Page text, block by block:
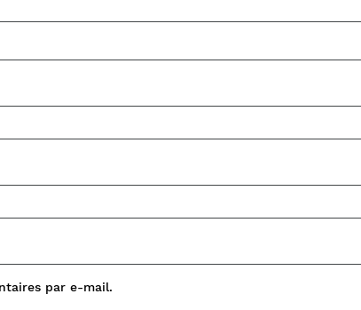
par e-mail.